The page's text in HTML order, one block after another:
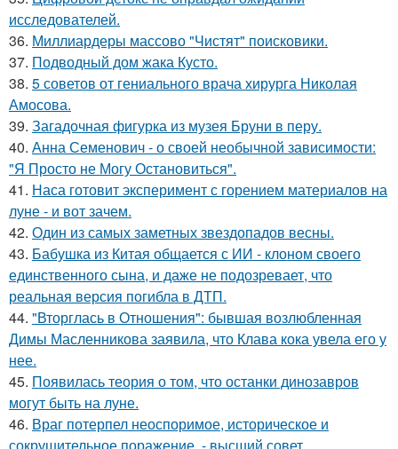
исследователей.
36. Миллиардеры массово "Чистят" поисковики.
37. Подводный дом жака Кусто.
38. 5 советов от гениального врача хирурга Николая
Амосова.
39. Загадочная фигурка из музея Бруни в перу.
40. Анна Семенович - о своей необычной зависимости:
"Я Просто не Могу Остановиться".
41. Наса готовит эксперимент с горением материалов на
луне - и вот зачем.
42. Один из самых заметных звездопадов весны.
43. Бабушка из Китая общается с ИИ - клоном своего
единственного сына, и даже не подозревает, что
реальная версия погибла в ДТП.
44. "Вторглась в Отношения": бывшая возлюбленная
Димы Масленникова заявила, что Клава кока увела его у
нее.
45. Появилась теория о том, что останки динозавров
могут быть на луне.
46. Враг потерпел неоспоримое, историческое и